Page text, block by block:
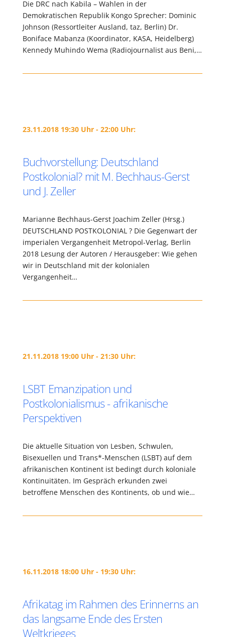
Die DRC nach Kabila – Wahlen in der
Demokratischen Republik Kongo Sprecher: Dominic
Johnson (Ressortleiter Ausland, taz, Berlin) Dr.
Boniface Mabanza (Koordinator, KASA, Heidelberg)
Kennedy Muhindo Wema (Radiojournalist aus Beni,…
23.11.2018 19:30 Uhr - 22:00 Uhr:
Buchvorstellung: Deutschland
Postkolonial? mit M. Bechhaus-Gerst
und J. Zeller
Marianne Bechhaus-Gerst Joachim Zeller (Hrsg.)
DEUTSCHLAND POSTKOLONIAL ? Die Gegenwart der
imperialen Vergangenheit Metropol-Verlag, Berlin
2018 Lesung der Autoren / Herausgeber: Wie gehen
wir in Deutschland mit der kolonialen
Vergangenheit…
21.11.2018 19:00 Uhr - 21:30 Uhr:
LSBT Emanzipation und
Postkolonialismus - afrikanische
Perspektiven
Die aktuelle Situation von Lesben, Schwulen,
Bisexuellen und Trans*-Menschen (LSBT) auf dem
afrikanischen Kontinent ist bedingt durch koloniale
Kontinuitäten. Im Gespräch erkunden zwei
betroffene Menschen des Kontinents, ob und wie…
16.11.2018 18:00 Uhr - 19:30 Uhr:
Afrikatag im Rahmen des Erinnerns an
das langsame Ende des Ersten
Weltkrieges